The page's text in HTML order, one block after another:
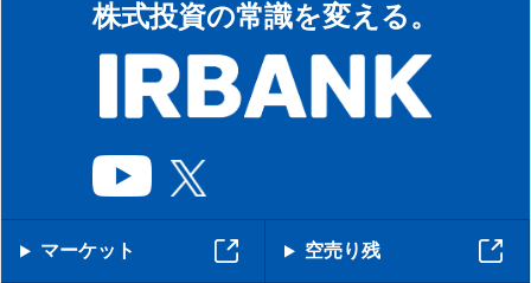
株式投資の常識を変える。
マーケット 空売り残